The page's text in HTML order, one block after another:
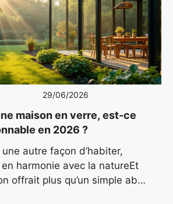
29/06/2026
maison en verre, est-ce
en 2026 ?
autre façon d’habiter,
harmonie avec la natureEt
offrait plus qu’un simple abri